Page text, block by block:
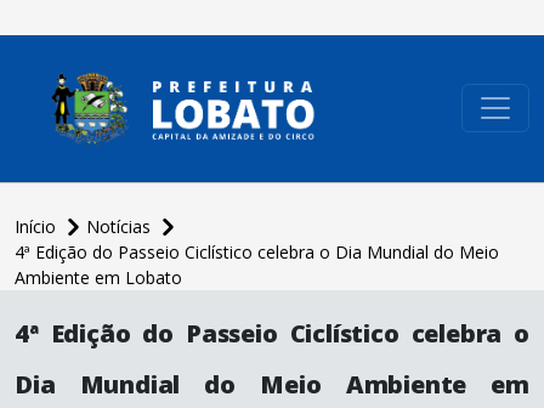
Início
Notícias
4ª Edição do Passeio Ciclístico celebra o Dia Mundial do Meio
Ambiente em Lobato
principal
4ª Edição do Passeio Ciclístico celebra o
Dia Mundial do Meio Ambiente em